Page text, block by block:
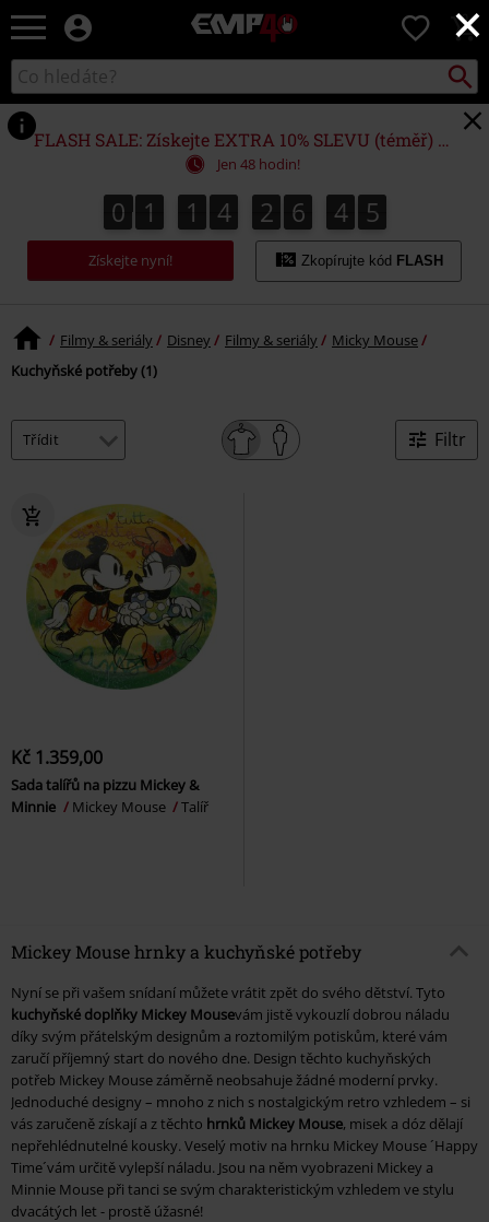
×
EMP
Hudba,
filmy
&
seriály,
Merch
pro
hráče,
Alternativní
0
Katalog
vyhledávání
FLASH SALE: Získejte EXTRA 10% SLEVU (téměř) NA VŠE*
Jen 48 hodin!
0
0 1
1 1
1 4
4 2
2 6
6 4
4 4
5
4
6
5
Získejte nyní! Zkopírujte kód FLASH
Filmy & seriály Disney Filmy & seriály
Micky Mouse
Kuchyňské potřeby (1)
Filtr
Kč 1.359,00
Sada talířů na pizzu Mickey &
Minnie
Mickey Mouse Talíř
Mickey Mouse hrnky a kuchyňské potřeby
Nyní se při vašem snídaní můžete vrátit zpět do svého dětství. Tyto
kuchyňské doplňky Mickey Mousevám jistě vykouzlí dobrou náladu
díky svým přátelským designům a roztomilým potiskům, které vám
zaručí příjemný start do nového dne. Design těchto kuchyňských
potřeb Mickey Mouse záměrně neobsahuje žádné moderní prvky.
Jednoduché designy – mnoho z nich s nostalgickým retro vzhledem – si
vás zaručeně získají a z těchto hrnků Mickey Mouse, misek a dóz dělají
nepřehlédnutelné kousky. Veselý motiv na hrnku Mickey Mouse ´Happy
Time´vám určitě vylepší náladu. Jsou na něm vyobrazeni Mickey a
Minnie Mouse při tanci se svým charakteristickým vzhledem ve stylu
dvacátých let - prostě úžasné!